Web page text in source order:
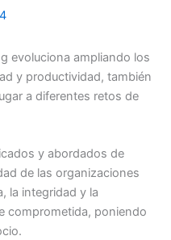
evoluciona ampliando los
y productividad, también
a diferentes retos de
y abordados de
de las organizaciones
la integridad y la
comprometida, poniendo